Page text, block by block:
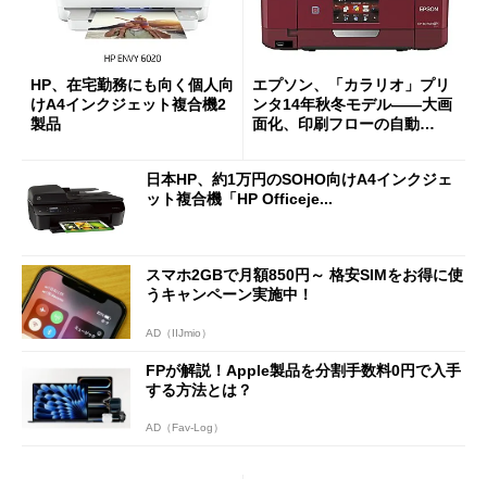
HP、在宅勤務にも向く個人向
けA4インクジェット複合機2
製品
エプソン、「カラリオ」プリ
ンタ14年秋冬モデル――大画
面化、印刷フローの自動
日本HP、約1万円のSOHO向けA4インクジェ
ット複合機「HP Officeje...
スマホ2GBで月額850円～ 格安SIMをお得に使
うキャンペーン実施中！
AD（IIJmio）
FPが解説！Apple製品を分割手数料0円で入手
する方法とは？
AD（Fav-Log）